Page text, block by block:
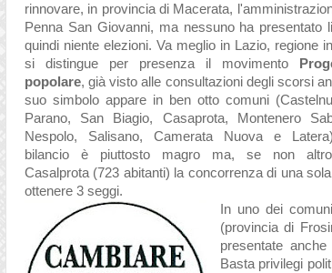
rinnovare, in provincia di Macerata,
Penna San Giovanni, ma nessuno ha presentato
quindi niente elezioni. Va meglio in Lazio, regione
si distingue per presenza i l movimento
popolare, già visto alle consultazioni degli scorsi
suo simbolo appare in ben otto comuni
Parano, San Biagio, Casaprota, Montenero
Nespolo, Salisano, Camerata Nuova e
bilancio è piuttosto magro ma, se non
Casalprota (723 abitanti) la concorrenza di una
ottenere 3 seggi.
In uno dei
(provincia di
presentate
Basta privilegi